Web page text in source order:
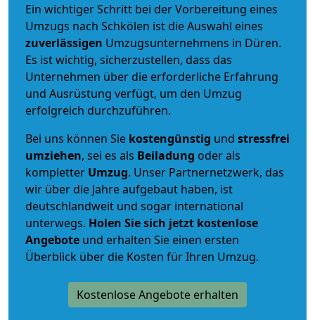
Ein wichtiger Schritt bei der Vorbereitung eines
Umzugs nach Schkölen ist die Auswahl eines
zuverlässigen Umzugsunternehmens in Düren.
Es ist wichtig, sicherzustellen, dass das
Unternehmen über die erforderliche Erfahrung
und Ausrüstung verfügt, um den Umzug
erfolgreich durchzuführen.
Bei uns können Sie kostengünstig und stressfrei
umziehen, sei es als Beiladung oder als
kompletter Umzug. Unser Partnernetzwerk, das
wir über die Jahre aufgebaut haben, ist
deutschlandweit und sogar international
unterwegs. Holen Sie sich jetzt kostenlose
Angebote und erhalten Sie einen ersten
Überblick über die Kosten für Ihren Umzug.
Kostenlose Angebote erhalten